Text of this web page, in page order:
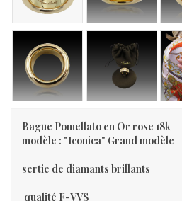
Bague Pomellato en Or rose 18k
modèle : "Iconica" Grand modèle
sertie de diamants brillants
qualité F-VVS